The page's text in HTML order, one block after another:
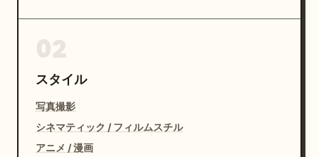
スタイル
写真撮影
シネマティック / フィルムスチル
アニメ / 漫画